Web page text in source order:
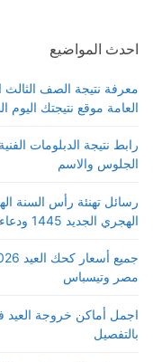
احدث المواضيع
العامة موقع نتيجتك اليوم
الجلوس والاسم
الهجري الجديد 1445 ودعاء العام الجديد
مصر وتيسباس
بالتفصيل